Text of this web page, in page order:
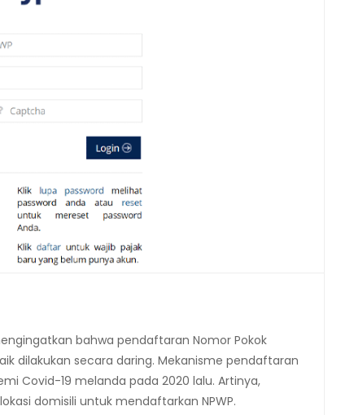
bahwa pendaftaran Nomor Pokok
dilakukan secara daring. Mekanisme pendaftaran
Covid-19 melanda pada 2020 lalu. Artinya,
domisili untuk mendaftarkan NPWP.